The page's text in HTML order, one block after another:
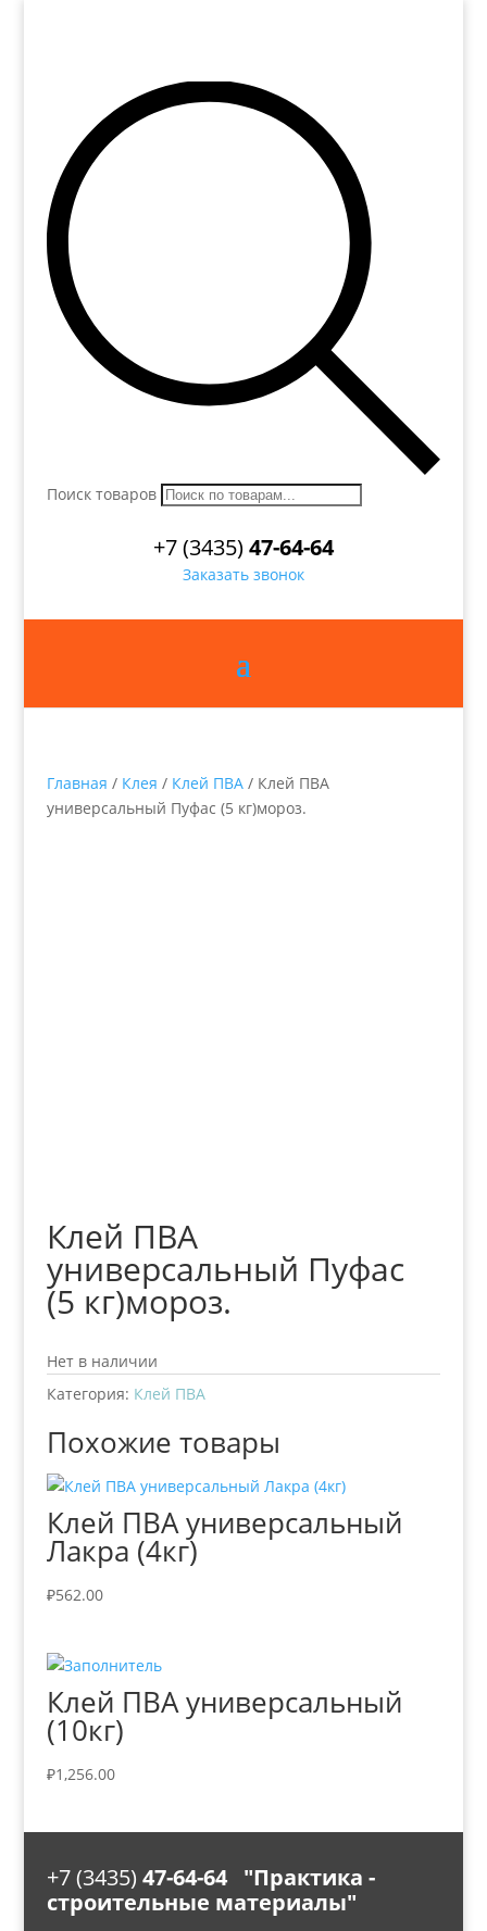
Поиск товаров
+7 (3435)47-64-64
Заказать звонок
Главная / Клея / Клей ПВА/ Клей ПВА
универсальный Пуфас (5 кг)мороз.
Клей ПВА
универсальный Пуфас
(5 кг)мороз.
Нет в наличии
Категория: Клей ПВА
Похожие товары
Клей ПВА универсальный
Лакра (4кг)
₽562.00
Клей ПВА универсальный
(10кг)
₽1,256.00
+7 (3435) 47-64-64 "Практика -
строительные материалы"